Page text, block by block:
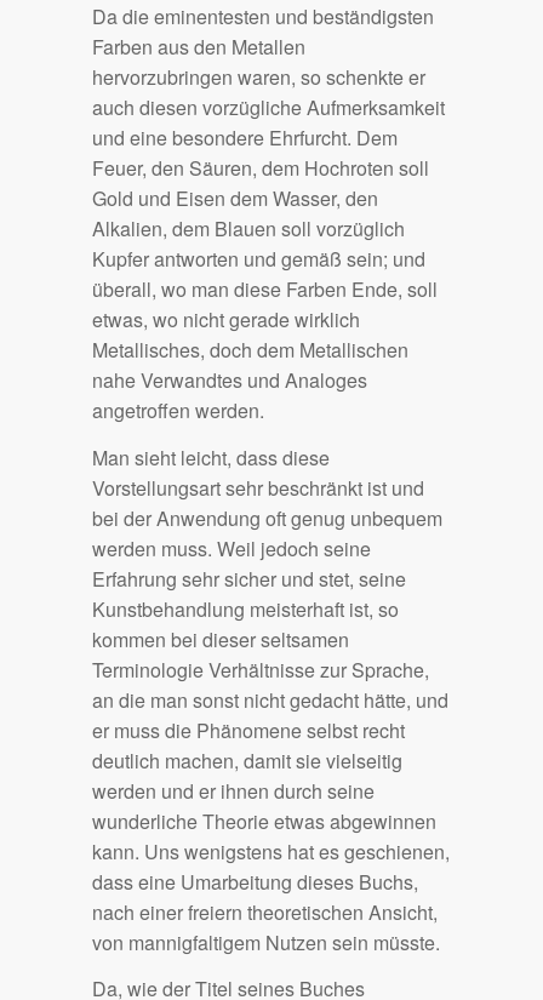
Da die eminentesten und beständigsten
Farben aus den Metallen
hervorzubringen waren, so schenkte er
auch diesen vorzügliche Aufmerksamkeit
und eine besondere Ehrfurcht. Dem
Feuer, den Säuren, dem Hochroten soll
Gold und Eisen dem Wasser, den
Alkalien, dem Blauen soll vorzüglich
Kupfer antworten und gemäß sein; und
überall, wo man diese Farben Ende, soll
etwas, wo nicht gerade wirklich
Metallisches, doch dem Metallischen
nahe Verwandtes und Analoges
angetroffen werden.
Man sieht leicht, dass diese
Vorstellungsart sehr beschränkt ist und
bei der Anwendung oft genug unbequem
werden muss. Weil jedoch seine
Erfahrung sehr sicher und stet, seine
Kunstbehandlung meisterhaft ist, so
kommen bei dieser seltsamen
Terminologie Verhältnisse zur Sprache,
an die man sonst nicht gedacht hätte, und
er muss die Phänomene selbst recht
deutlich machen, damit sie vielseitig
werden und er ihnen durch seine
wunderliche Theorie etwas abgewinnen
kann. Uns wenigstens hat es geschienen,
dass eine Umarbeitung dieses Buchs,
nach einer freiern theoretischen Ansicht,
von mannigfaltigem Nutzen sein müsste.
Da, wie der Titel seines Buches